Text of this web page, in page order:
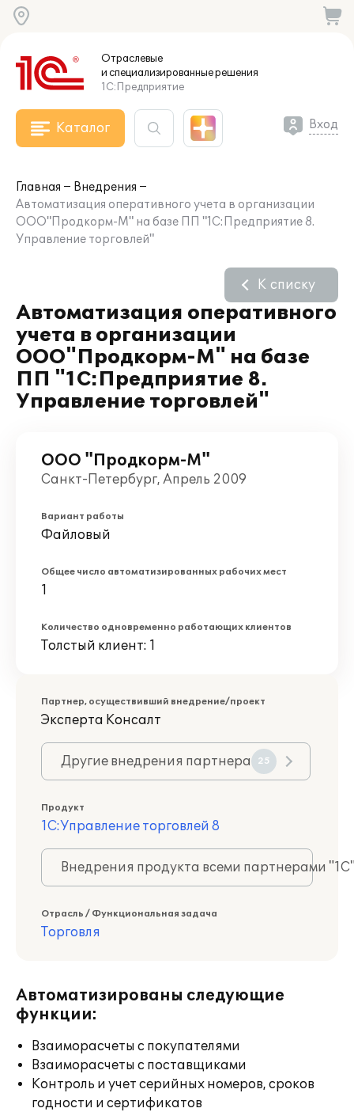
Отраслевые
и специализированныерешения
1С:Предприятие
Каталог Вход
Главная
Внедрения
Автоматизация оперативного учета в организации
ООО"Продкорм-М" на базе ПП "1С:Предприятие 8.
Управление торговлей"
Автоматизация оперативного
учета в организации
ООО"Продкорм-М" на базе
ПП "1С:Предприятие 8.
Управление торговлей"
К списку
ООО "Продкорм-М"
Санкт-Петербург, Апрель 2009
Вариант работы
Файловый
Общее число автоматизированных рабочих мест
1
Количество одновременно работающих клиентов
Толстый клиент: 1
Партнер, осуществивший внедрение/проект
Эксперта Консалт
Другие внедрения партнера 25
Продукт
1С:Управление торговлей 8
Внедрения продукта всеми партнерами
Отрасль / Функциональная задача
Торговля
Автоматизированы следующие
функции:
Взаиморасчеты с покупателями
Взаиморасчеты с поставщиками
Контроль и учет серийных номеров, сроков
годности и сертификатов